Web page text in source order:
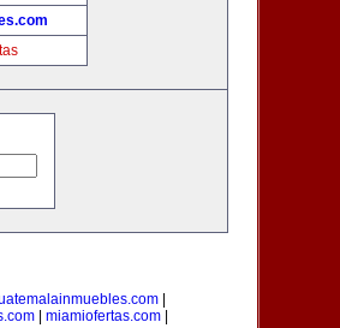
| miamiofertas.com|